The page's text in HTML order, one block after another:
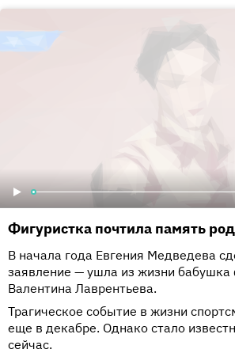
Фигуристка почтила память
В начала года Евгения Медведева
заявление — ушла из жизни бабушка
Валентина Лаврентьева.
Трагическое событие в жизни
еще в декабре. Однако стало
сейчас.